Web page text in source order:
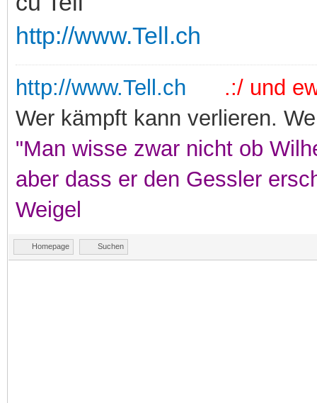
http://www.Tell.ch
http://www.Tell.ch
.:/ und
Wer kämpft kann verlieren.
"Man wisse zwar nicht ob
aber dass er den Gessler
Weigel
Homepage Suchen